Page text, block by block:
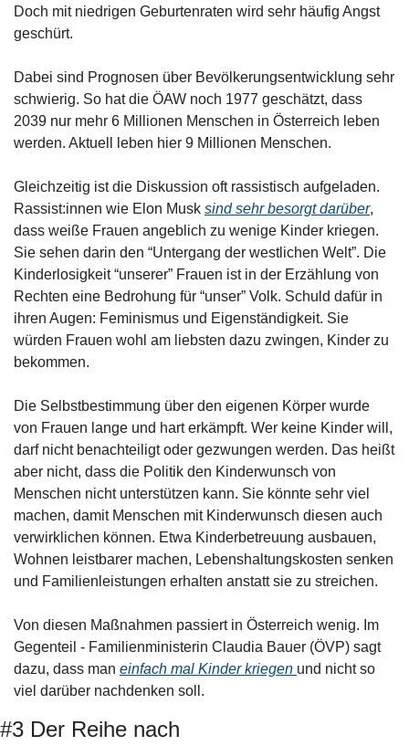
Doch mit niedrigen Geburtenraten wird sehr häufig Angst
geschürt.
Dabei sind Prognosen über Bevölkerungsentwicklung sehr
schwierig. So hat die ÖAW noch 1977 geschätzt, dass
2039 nur mehr 6 Millionen Menschen in Österreich leben
werden. Aktuell leben hier 9 Millionen Menschen.
Gleichzeitig ist die Diskussion oft rassistisch aufgeladen.
Rassist:innen wie Elon Musk sind sehr besorgt darüber,
dass weiße Frauen angeblich zu wenige Kinder kriegen.
Sie sehen darin den “Untergang der westlichen Welt”. Die
Kinderlosigkeit “unserer” Frauen ist in der Erzählung von
Rechten eine Bedrohung für “unser” Volk. Schuld dafür in
ihren Augen: Feminismus und Eigenständigkeit. Sie
würden Frauen wohl am liebsten dazu zwingen, Kinder zu
bekommen.
Die Selbstbestimmung über den eigenen Körper wurde
von Frauen lange und hart erkämpft. Wer keine Kinder will,
darf nicht benachteiligt oder gezwungen werden. Das heißt
aber nicht, dass die Politik den Kinderwunsch von
Menschen nicht unterstützen kann. Sie könnte sehr viel
machen, damit Menschen mit Kinderwunsch diesen auch
verwirklichen können. Etwa Kinderbetreuung ausbauen,
Wohnen leistbarer machen, Lebenshaltungskosten senken
und Familienleistungen erhalten anstatt sie zu streichen.
Von diesen Maßnahmen passiert in Österreich wenig. Im
Gegenteil - Familienministerin Claudia Bauer (ÖVP) sagt
dazu, dass man einfach mal Kinder kriegen und nicht so
viel darüber nachdenken soll.
#3 Der Reihe nach